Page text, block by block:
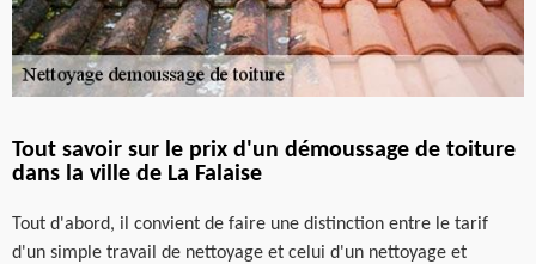
Tout savoir sur le prix d'un démoussage de toiture
dans la ville de La Falaise
Tout d'abord, il convient de faire une distinction entre le tarif
d'un simple travail de nettoyage et celui d'un nettoyage et